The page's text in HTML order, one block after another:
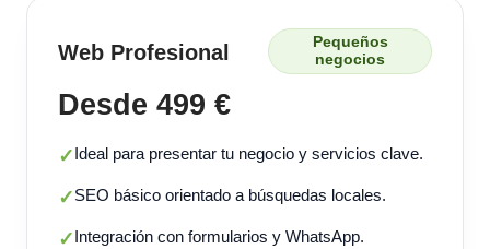
Web Profesional
Pequeños
negocios
Desde 499 €
✓Ideal para presentar tu negocio y servicios clave.
✓SEO básico orientado a búsquedas locales.
✓Integración con formularios y WhatsApp.